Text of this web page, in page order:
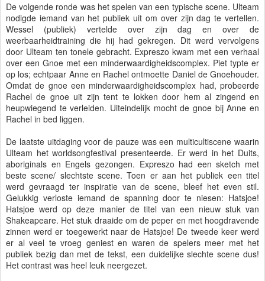
De volgende ronde was het spelen van een typische scene. Ulteam
nodigde iemand van het publiek uit om over zijn dag te vertellen.
Wessel (publiek) vertelde over zijn dag en over de
weerbaarheidtraining die hij had gekregen. Dit werd vervolgens
door Ulteam ten tonele gebracht. Expreszo kwam met een verhaal
over een Gnoe met een minderwaardigheidscomplex. Piet typte er
op los; echtpaar Anne en Rachel ontmoette Daniel de Gnoehouder.
Omdat de gnoe een minderwaardigheidscomplex had, probeerde
Rachel de gnoe uit zijn tent te lokken door hem al zingend en
heupwiegend te verleiden. Uiteindelijk mocht de gnoe bij Anne en
Rachel in bed liggen.
De laatste uitdaging voor de pauze was een multicultiscene waarin
Ulteam het worldsongfestival presenteerde. Er werd in het Duits,
aboriginals en Engels gezongen. Expreszo had een sketch met
beste scene/ slechtste scene. Toen er aan het publiek een titel
werd gevraagd ter inspiratie van de scene, bleef het even stil.
Gelukkig verloste iemand de spanning door te niesen: Hatsjoe!
Hatsjoe werd op deze manier de titel van een nieuw stuk van
Shakeapeare. Het stuk draaide om de peper en met hoogdravende
zinnen werd er toegewerkt naar de Hatsjoe! De tweede keer werd
er al veel te vroeg geniest en waren de spelers meer met het
publiek bezig dan met de tekst, een duidelijke slechte scene dus!
Het contrast was heel leuk neergezet.